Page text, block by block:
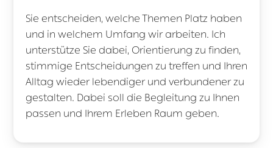
Sie entscheiden, welche Themen Platz haben
und in welchem Umfang wir arbeiten. Ich
unterstütze Sie dabei, Orientierung zu finden,
stimmige Entscheidungen zu treffen und Ihren
Alltag wieder lebendiger und verbundener zu
gestalten. Dabei soll die Begleitung zu Ihnen
passen und Ihrem Erleben Raum geben.